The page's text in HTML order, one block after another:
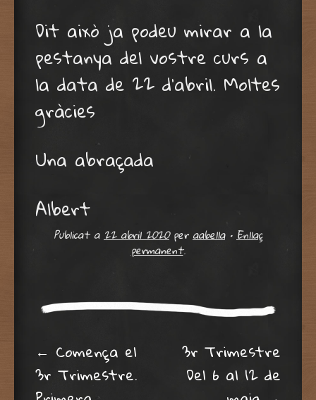
Dit això ja podeu mirar a la
pestanya del vostre curs a
la data de 22 d’abril. Moltes
gràcies
Una abraçada
Albert
Publicat a22 abril 2020peraabella •Enllaç
permanent.
Post navigation
← Comença el
3r Trimestre.
3r Trimestre
Del 6 al 12 de